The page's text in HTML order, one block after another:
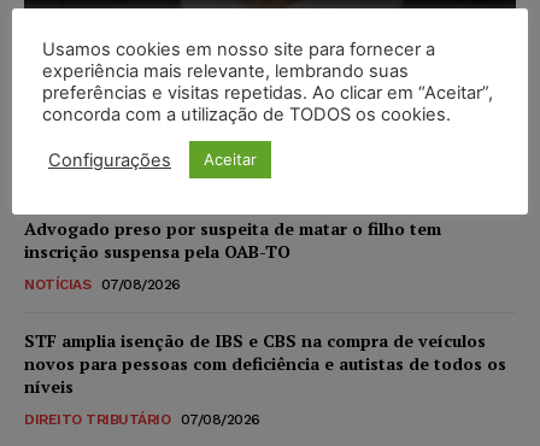
Meta é alvo de denúncia após anúncios com conteúdo
sexual infantil gerado por IA circularem em suas
NOTÍCIAS 07/08/2026
Advogado preso por suspeita de matar o filho tem
inscrição suspensa pela OAB-TO
NOTÍCIAS 07/08/2026
STF amplia isenção de IBS e CBS na compra de veículos
novos para pessoas com deficiência e autistas de todos os
níveis
DIREITO TRIBUTÁRIO 07/08/2026
Usamos cookies em nosso site para fornecer a
experiência mais relevante, lembrando suas
preferências e visitas repetidas. Ao clicar em “Aceitar”,
concorda com a utilização de TODOS os cookies.
Configurações Aceitar